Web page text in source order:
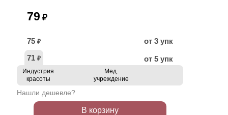
79 ₽
75 ₽
от 3 упк
71 ₽ от 5 упк
Индустрия
красоты
Мед.
учреждение
Нашли дешевле?
В корзину